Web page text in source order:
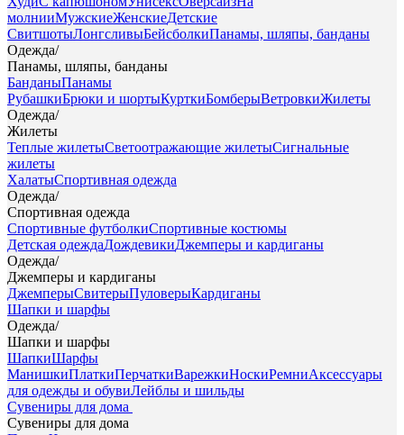
молнииМужскиеЖенскиеДетские
СвитшотыЛонгсливыБейсболкиПанамы, шляпы, банданы
Одежда/
Панамы, шляпы, банданы
БанданыПанамы
РубашкиБрюки и шортыКурткиБомберыВетровкиЖилеты
Одежда/
Жилеты
Теплые жилетыСветоотражающие жилетыСигнальные
жилеты
ХалатыСпортивная одежда
Одежда/
Спортивная одежда
Спортивные футболкиСпортивные костюмы
Детская одеждаДождевикиДжемперы и кардиганы
Одежда/
Джемперы и кардиганы
ДжемперыСвитерыПуловерыКардиганы
Шапки и шарфы
Одежда/
Шапки и шарфы
ШапкиШарфы
МанишкиПлаткиПерчаткиВарежкиНоскиРемниАксессуары
для одежды и обувиЛейблы и шильды
Сувениры для дома
Сувениры для дома